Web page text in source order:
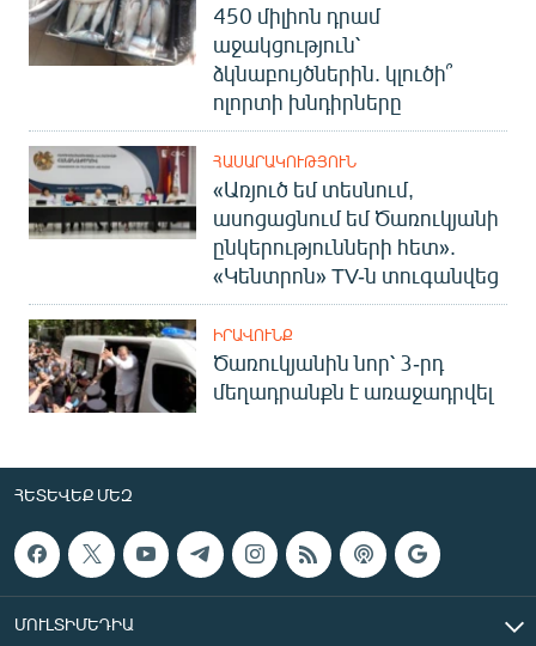
450 միլիոն դրամ
աջակցություն՝
ձկնաբույծներին. կլուծի՞
ոլորտի խնդիրները
ՀԱՍԱՐԱԿՈՒԹՅՈՒՆ
«Առյուծ եմ տեսնում,
ասոցացնում եմ Ծառուկյանի
ընկերությունների հետ».
«Կենտրոն» TV-ն տուգանվեց
ԻՐԱՎՈՒՆՔ
Ծառուկյանին նոր՝ 3-րդ
մեղադրանքն է առաջադրվել
ՀԵՏԵՎԵՔ ՄԵԶ
ՄՈՒԼՏԻՄԵԴԻԱ